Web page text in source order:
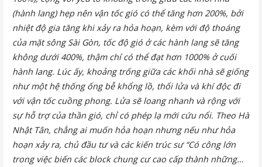
(hành lang) hẹp nên vận tốc gió có thể tăng hơn 200%, bởi
nhiệt độ gia tăng khi xảy ra hỏa hoạn, kèm với độ thoáng
của mặt sông Sài Gòn, tốc độ gió ở các hành lang sẽ tăng
không dưới 400%, thậm chí có thể đạt hơn 1000% ở cuối
hành lang. Lúc ấy, khoảng trống giữa các khối nhà sẽ giống
như một hệ thống ống bễ khổng lồ, thổi lửa và khí độc đi
với vận tốc cuồng phong. Lửa sẽ loang nhanh và rộng với
sự hỗ trợ của thần gió, chỉ có phép lạ mới cứu nổi. Theo Hà
Nhật Tân, chẳng ai muốn hỏa hoạn nhưng nếu như hỏa
hoạn xảy ra, chủ đầu tư và các kiến trúc sư “Có công lớn
trong việc biến các block chung cư cao cấp thành những…